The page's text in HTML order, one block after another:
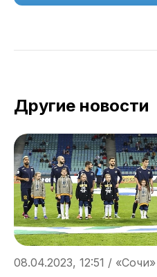
Другие новости
08.04.2023, 12:51 / «Сочи»